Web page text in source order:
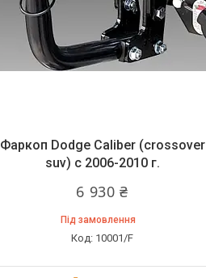
Фаркоп Dodge Caliber (crossover
suv) с 2006-2010 г.
6 930 ₴
Під замовлення
10001/F